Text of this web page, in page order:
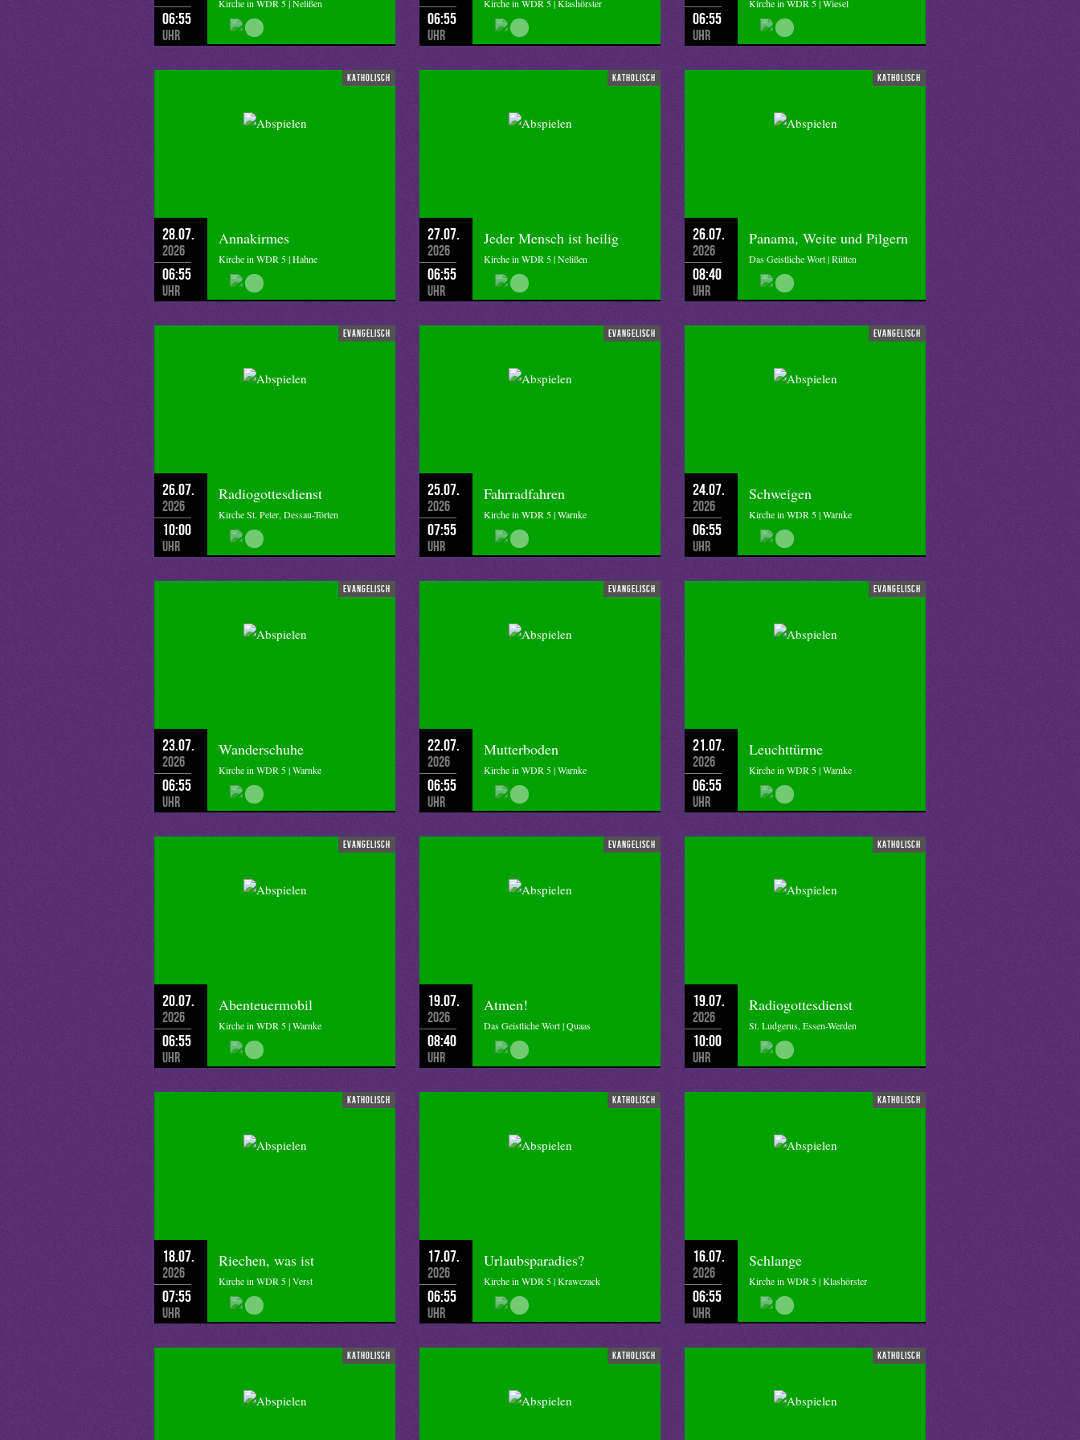
06:55
Uhr
Kirche in WDR 5 | Nelißen
06:55
Uhr
Kirche in WDR 5 | Klashörster
06:55
Uhr
Kirche in WDR 5 | Wiesel
katholisch
28.07.
2026
06:55
Uhr
Annakirmes
Kirche in WDR 5 | Hahne
katholisch
27.07.
2026
06:55
Uhr
Jeder Mensch ist heilig
Kirche in WDR 5 | Nelißen
katholisch
26.07.
2026
08:40
Uhr
Panama, Weite und Pilgern
Das Geistliche Wort | Rütten
evangelisch
26.07.
2026
10:00
Uhr
Radiogottesdienst
Kirche St. Peter, Dessau-Törten
evangelisch
25.07.
2026
07:55
Uhr
Fahrradfahren
Kirche in WDR 5 | Warnke
evangelisch
24.07.
2026
06:55
Uhr
Schweigen
Kirche in WDR 5 | Warnke
evangelisch
23.07.
2026
06:55
Uhr
Wanderschuhe
Kirche in WDR 5 | Warnke
evangelisch
22.07.
2026
06:55
Uhr
Mutterboden
Kirche in WDR 5 | Warnke
evangelisch
21.07.
2026
06:55
Uhr
Leuchttürme
Kirche in WDR 5 | Warnke
evangelisch
20.07.
2026
06:55
Uhr
Abenteuermobil
Kirche in WDR 5 | Warnke
evangelisch
19.07.
2026
08:40
Uhr
Atmen!
Das Geistliche Wort | Quaas
katholisch
19.07.
2026
10:00
Uhr
Radiogottesdienst
St. Ludgerus, Essen-Werden
katholisch
18.07.
2026
07:55
Uhr
Riechen, was ist
Kirche in WDR 5 | Verst
katholisch
17.07.
2026
06:55
Uhr
Urlaubsparadies?
Kirche in WDR 5 | Krawczack
katholisch
16.07.
2026
06:55
Uhr
Schlange
Kirche in WDR 5 | Klashörster
katholisch katholisch katholisch